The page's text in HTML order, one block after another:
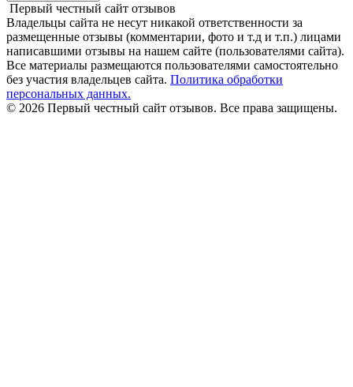
Первый честный сайт отзывов
Владельцы сайта не несут никакой ответственности за
размещенные отзывы (комментарии, фото и т.д и т.п.) лицами
написавшими отзывы на нашем сайте (пользователями сайта).
Все материалы размещаются пользователями самостоятельно
без участия владельцев сайта. Политика обработки
персональных данных.
© 2026 Первый честный сайт отзывов. Все права защищены.